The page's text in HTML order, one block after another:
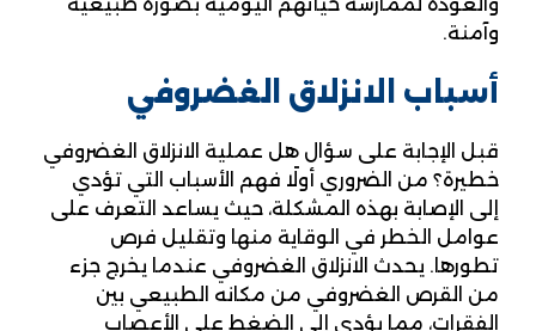
وآمنة.
أسباب الانزلاق الغضروفي
قبل الإجابة على سؤال هل عملية الانزلاق الغضروفي
خطيرة؟ من الضروري أولًا فهم الأسباب التي تؤدي
إلى الإصابة بهذه المشكلة، حيث يساعد التعرف على
عوامل الخطر في الوقاية منها وتقليل فرص
تطورها. يحدث الانزلاق الغضروفي عندما يخرج جزء
من القرص الغضروفي من مكانه الطبيعي بين
الفقرات، مما يؤدي إلى الضغط على الأعصاب